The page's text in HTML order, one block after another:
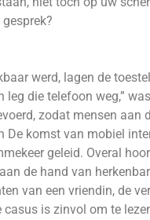
werd, lagen de
die telefoon weg,”
zodat mensen aan
komst van mobiel
geleid. Overal
de hand van
van een vriendin, de
casus is zinvol om te